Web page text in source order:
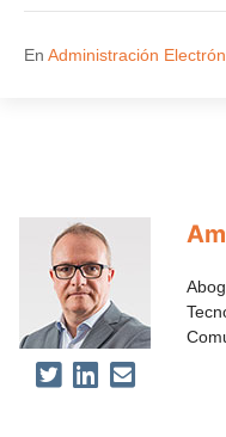
En Administración